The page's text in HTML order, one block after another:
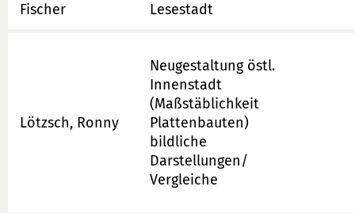
Fischer
Lesestadt
Lötzsch, Ronny
Neugestaltung östl.
Innenstadt
(Maßstäblichkeit
Plattenbauten)
bildliche
Darstellungen/
Vergleiche